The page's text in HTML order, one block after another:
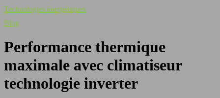
Technologies énergétiques
Blog
Performance thermique
maximale avec climatiseur
technologie inverter